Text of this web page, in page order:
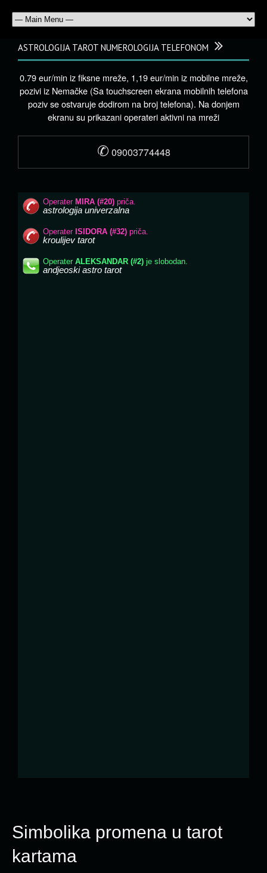
Simbolika promena u tarot
kartama
ASTROLOGIJA TAROT NUMEROLOGIJA TELEFONOM
0.79 eur/min iz fiksne mreže, 1,19 eur/min iz mobilne mreže,
pozivi iz Nemačke (Sa touchscreen ekrana mobilnih telefona
poziv se ostvaruje dodirom na broj telefona). Na donjem
ekranu su prikazani operateri aktivni na mreži
✆ 09003774448